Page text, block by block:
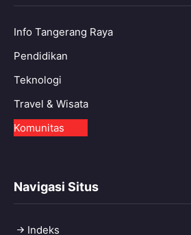
Info Tangerang Raya
Pendidikan
Teknologi
Travel & Wisata
Komunitas
Navigasi Situs
Indeks